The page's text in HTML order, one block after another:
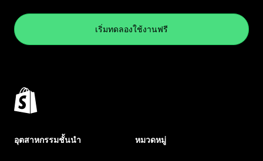
เริ่มทดลองใช้งานฟรี
อุตสาหกรรมชั้นนำ หมวดหมู่